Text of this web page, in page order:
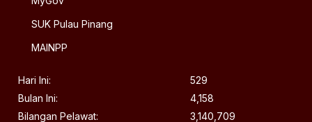
SUK Pulau Pinang
MAINPP
Hari Ini:
529
Bulan Ini:
4,158
Bilangan Pelawat:
3,140,709